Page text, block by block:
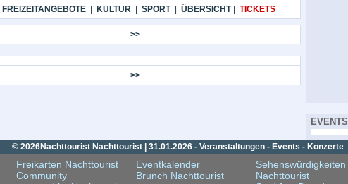
FREIZEITANGEBOTE| KULTUR| SPORT| ÜBERSICHT| TICKETS
>>
>>
EVENTS
© 2026Nachttourist Nachttourist | 31.01.2026 - Veranstaltungen - Events - Konzerte
Freikarten Nachttourist
Community
Eventkalender
Brunch Nachttourist
Sehenswürdigkeiten
Nachttourist